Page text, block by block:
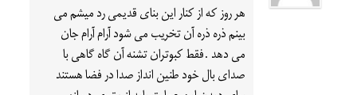
هر روز که از کنار این بنای قدیمی رد میشم می
بینم ذره ذره آن تخریب می شود آرام آرام جان
می دهد .فقط کبوتران تشنه آن گاه گاهی با
صدای بال خود طنین انداز صدا در فضا هستند